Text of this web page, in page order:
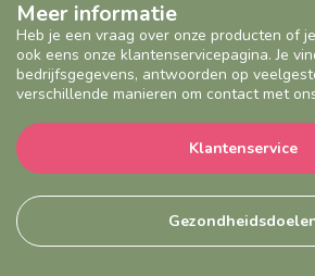
Meer informatie
Heb je een vraag over onze producten of
ook eens onze klantenservicepagina. Je
bedrijfsgegevens, antwoorden op
verschillende manieren om contact met
Klantenservice